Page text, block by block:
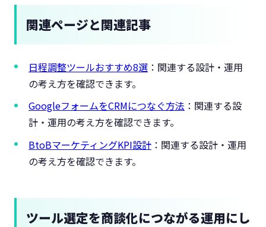
関連ページと関連記事
日程調整ツールおすすめ8選 ：関連する設計・運用
の考え方を確認できます。
GoogleフォームをCRMにつなぐ方法 ：関連する設
計・運用の考え方を確認できます。
BtoBマーケティングKPI設計 ：関連する設計・運用
の考え方を確認できます。
ツール選定を商談化につながる運用にし